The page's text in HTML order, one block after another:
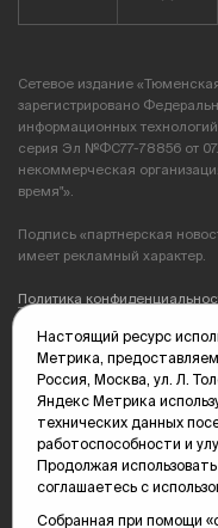
Сетевое издание
зарегистрировано
информационных
серия Эл №ФС77-78856 от
некоммерческая
время"».
Подпись «партнерская
имеет рекламный характер.
Политика
Редакция: 625035, Тюмень,
(3452) 68-89-05
edit@vsluh.ru
Главный редактор: Панкина
kika@vsluh.ru
По вопросам рекламы:
(3452) 68-89-78
Настоящий ресурс
Метрика,
Россия, Москва, ул. Л.
Яндекс Метрика
технических данных
работоспособности и
Продолжая
соглашаетесь с
Собранная при помощи